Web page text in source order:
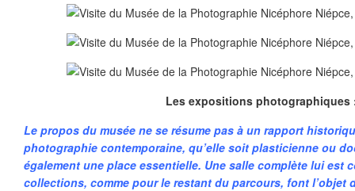
Les expositions photographiques
Le propos du musée ne se résume pas à un rapport
photographie contemporaine, qu’elle soit plasticienne ou
également une place essentielle. Une salle complète lui est
collections, comme pour le restant du parcours, font l’objet